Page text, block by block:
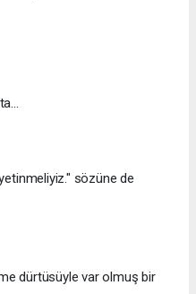
sözüne de
dürtüsüyle var olmuş bir